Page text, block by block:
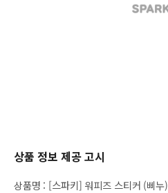
상품 정보 제공 고시
상품명 : [스파키] 워피즈 스티커 (삐누)